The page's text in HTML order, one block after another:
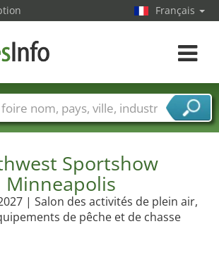
Sportshow
Minneapolis
| Salon des activités de plein air,
de pêche et de chasse
Français
Toggle
Pays Villes
Secteurs de foire